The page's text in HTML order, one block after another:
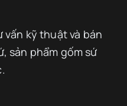
kỹ thuật và bán
sản phẩm gốm sứ